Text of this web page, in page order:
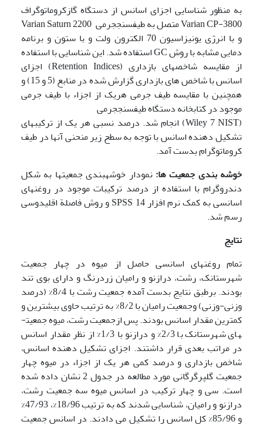
به منظور شناسایی اجزای اسانس از دستگاه گازکروماتوگراف
Varian CP-3800 متصل به طیف­سنج­جرمی Varian Saturn 2200
و با انرژی یونیزاسیون 70 الکترون ولت و با ستون و برنامه
دمایی مشابه با روش GC استفاده شد. این شناسایی با استفاده
از مقایسه شاخص­های بازداری (Retention Indices) اجزای
اسانس با شاخص های بازداری گزارش شده در منابع (5 و 15) و
همچنین با مقایسه طیف جرمی هریک از اجزاء با طیف جرمی
موجود در کتابخانه دستگاه طیف­سنج­جرمی
(Wiley 7 NIST) انجام شد. درصد نسبی هر یک از ترکیب­های
تشکیل دهنده اسانس با توجه به سطح زیر منحنی آن­ها در طیف
کروماتوگرام بدست آمد.
خوشه بندی جمعیت ها:نمودار خوشه­بندی جمعیت­ها به شکل
دندروگرام با استفاده از درصد ترکیبات موجود در روغن­های
اسانسی به کمک نرم افزار SPSS 14 و روش فاصلة اقلیدوسی
رسم شد.
نتایج
تمام روغن­های اسانسی حاصل از میوه در چهار جمعیت
شهرستانک، رشت، درازنو و رامیان زردرنگ و دارای بوی تند
بودند. بر­طبق نتایج بدست آمده جمعیت رشت با 8/4% (درصد
وزنی-وزنی) وجمعیت رامیان با 8/2% به ترتیب حاوی بیش­ترین و
کم­ترین مقدار اسانس بودند. پس ازجمعیت رشت، میوه جمعیت­
های شهرستانک با 2/3% و درازنو با 1/3% از نظر مقدار اسانس
در مراتب بعدی قرار داشتند. اجزای تشکیل دهنده اسانس،
شاخص بازداری و درصد کمی هر یک از اجزاء در میوه چهار
جمعیت گلپر­گرگانی مورد مطالعه در جدول 2 نشان داده شده
است. سی و چهار ترکیب در اسانس میوه سه جمعیت رشت،
درازنو و رامیان، شناسایی شدند که به ترتیب 18/96%، 47/93%
و 85/96% کل اسانس را تشکیل می دادند. در اسانس جمعیت